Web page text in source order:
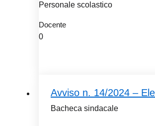
Personale scolastico
Docente
0
Avviso n. 14/2024 –
Bacheca sindacale